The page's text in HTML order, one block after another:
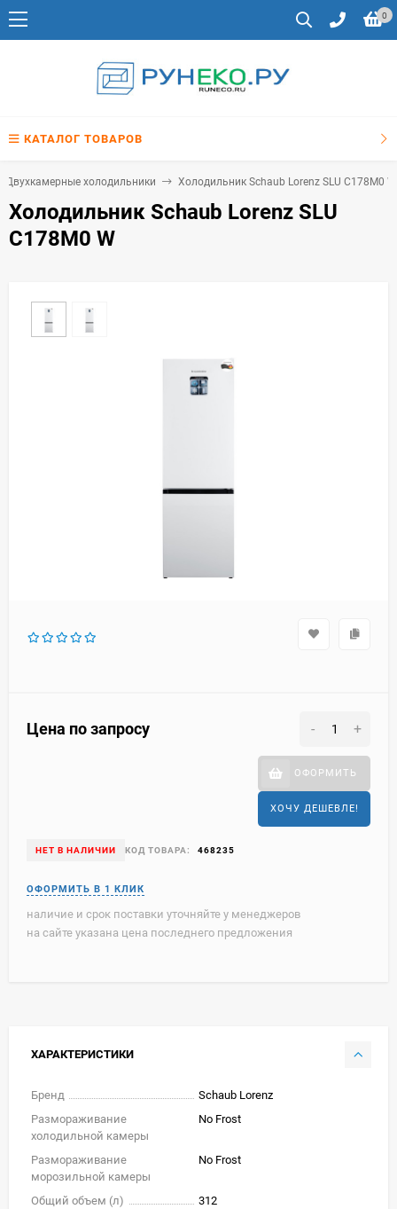
0
КАТАЛОГ ТОВАРОВ
Двухкамерные холодильники Холодильник Schaub Lorenz SLU C178M0 W
Холодильник Schaub Lorenz SLU
C178M0 W
Цена по запросу - +
ОФОРМИТЬ
ХОЧУ ДЕШЕВЛЕ!
НЕТ В НАЛИЧИИ КОД ТОВАРА: 468235
наличие и срок поставки уточняйте у менеджеров
на сайте указана цена последнего предложения
ХАРАКТЕРИСТИКИ
Бренд
Schaub Lorenz
Размораживание
холодильной камеры
No Frost
Размораживание
морозильной камеры
No Frost
Общий объем (л)
312